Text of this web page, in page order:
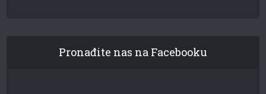
Pronađite nas na Facebooku